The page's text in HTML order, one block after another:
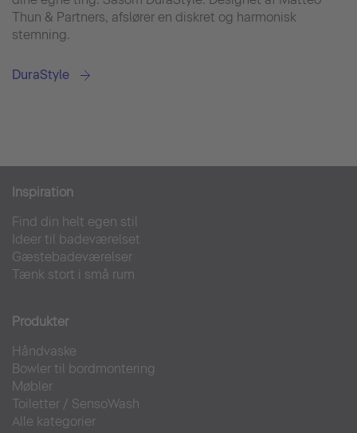
Thun & Partners, afslører en diskret og harmonisk
stemning.
DuraStyle
Inspiration
Find din helt egen stil
Ideer til badeværelset
Gæstebadeværelser
Tænk stort i små rum
Produkter
Håndvaske
Bowler til bordmontering
Møbler
Toiletter / SensoWash
Alle kategorier